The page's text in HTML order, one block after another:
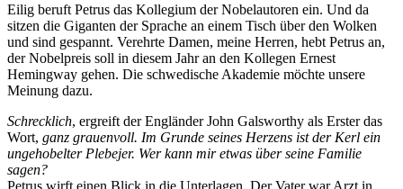
Eilig beruft Petrus das Kollegium der Nobelautoren ein. Und da
sitzen die Giganten der Sprache an einem Tisch über den Wolken
und sind gespannt. Verehrte Damen, meine Herren, hebt Petrus an,
der Nobelpreis soll in diesem Jahr an den Kollegen Ernest
Hemingway gehen. Die schwedische Akademie möchte unsere
Meinung dazu.
Schrecklich, ergreift der Engländer John Galsworthy als Erster das
Wort, ganz grauenvoll. Im Grunde seines Herzens ist der Kerl ein
ungehobelter Plebejer. Wer kann mir etwas über seine Familie
sagen?
Petrus wirft einen Blick in die Unterlagen. Der Vater war Arzt in